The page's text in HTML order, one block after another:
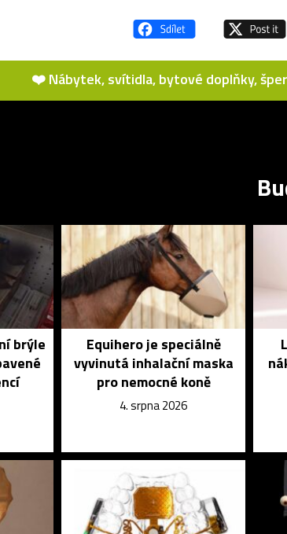
❤️ Nábytek, svítidla, bytové doplňky,
brýle
Equihero je speciálně
vyvinutá inhalační maska
pro nemocné koně
4. srpna 2026